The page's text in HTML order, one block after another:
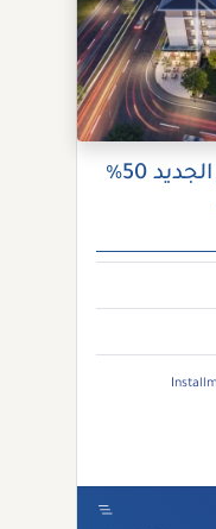
مشروع باشاك شهير الجديد 50٪